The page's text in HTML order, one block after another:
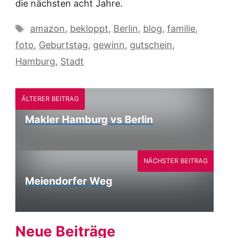
die nächsten acht Jahre.
Schlagwörter
amazon, bekloppt, Berlin, blog, familie,
foto, Geburtstag, gewinn, gutschein,
Hamburg, Stadt
ÄLTERER BEITRAG
Makler Hamburg vs Berlin
Meiendorfer Weg
NÄCHSTER BEITRAG
Neue Beiträge